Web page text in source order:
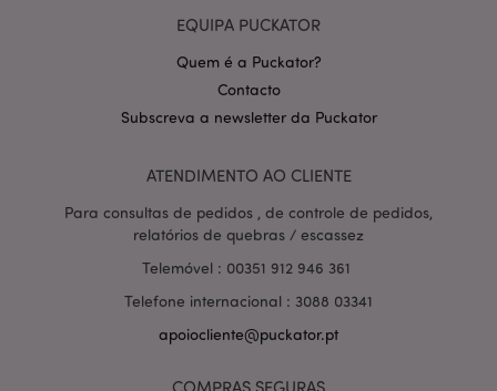
EQUIPA PUCKATOR
Quem é a Puckator?
Contacto
Subscreva a newsletter da Puckator
ATENDIMENTO AO CLIENTE
Para consultas de pedidos , de controle de pedidos,
relatórios de quebras / escassez
Telemóvel : 00351 912 946 361
Telefone internacional : 3088 03341
apoiocliente@puckator.pt
mage-cache-storage-section-
Adobe Inc.
PHPSESSID
PHP.net
.www.puckator.pt
Política de Privacidade da
Google